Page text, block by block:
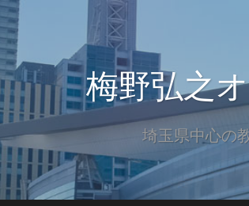
梅野弘之
埼玉県中心の